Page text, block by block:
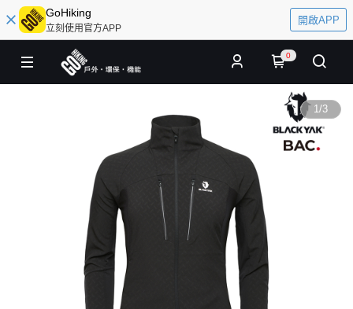
GoHiking
立刻使用官方APP
開啟APP
0
1/3